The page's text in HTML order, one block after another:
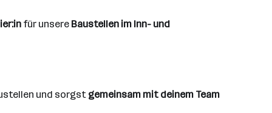
für unsere Baustellen im Inn- und
und sorgst gemeinsam mit deinem Team